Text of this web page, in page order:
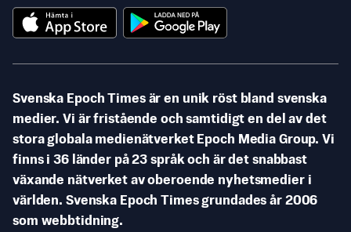
Svenska Epoch Times är en unik röst bland svenska
medier. Vi är fristående och samtidigt en del av det
stora globala medienätverket Epoch Media Group. Vi
finns i 36 länder på 23 språk och är det snabbast
växande nätverket av oberoende nyhetsmedier i
världen. Svenska Epoch Times grundades år 2006
som webbtidning.